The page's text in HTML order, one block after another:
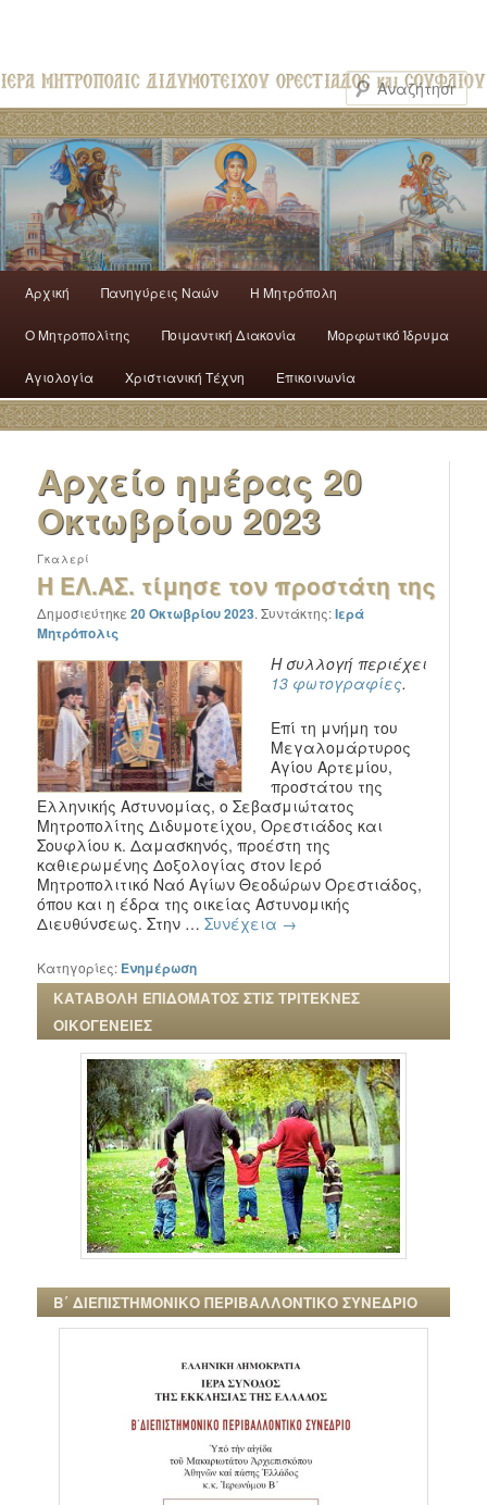
Αρχική Πανηγύρεις Ναών H Mητρόπολη
Ο Mητροπολίτης Ποιμαντική Διακονία Μορφωτικό Ίδρυμα
Αγιολογία Χριστιανική Τέχνη Επικοινωνία
Αρχείο ημέρας 20
Οκτωβρίου 2023
Η ΕΛ.ΑΣ. τίμησε τον προστάτη της
Γκαλερί
Δημοσιεύτηκε20 Οκτωβρίου 2023.Συντάκτης:Ιερά
Μητρόπολις
Η συλλογή περιέχει
13 φωτογραφίες.
Επί τη μνήμη του
Μεγαλομάρτυρος
Αγίου Αρτεμίου,
προστάτου της
Ελληνικής Αστυνομίας, ο Σεβασμιώτατος
Μητροπολίτης Διδυμοτείχου, Ορεστιάδος και
Σουφλίου κ. Δαμασκηνός, προέστη της
καθιερωμένης Δοξολογίας στον Ιερό
Μητροπολιτικό Ναό Αγίων Θεοδώρων Ορεστιάδος,
όπου και η έδρα της οικείας Αστυνομικής
Διευθύνσεως. Στην …Συνέχεια →
Κατηγορίες: Ενημέρωση
ΚΑΤΑΒΟΛΗ ΕΠΙΔΟΜΑΤΟΣ ΣΤΙΣ ΤΡΙΤΕΚΝΕΣ
ΟΙΚΟΓΕΝΕΙΕΣ
Β΄ ΔΙΕΠΙΣΤΗΜΟΝΙΚΟ ΠΕΡΙΒΑΛΛΟΝΤΙΚΟ ΣΥΝΕΔΡΙΟ